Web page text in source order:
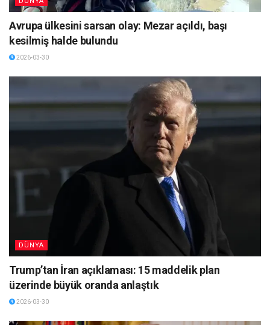
Avrupa ülkesini sarsan olay: Mezar açıldı, başı
kesilmiş halde bulundu
2026-03-30
DÜNYA
Trump’tan İran açıklaması: 15 maddelik plan
üzerinde büyük oranda anlaştık
2026-03-30